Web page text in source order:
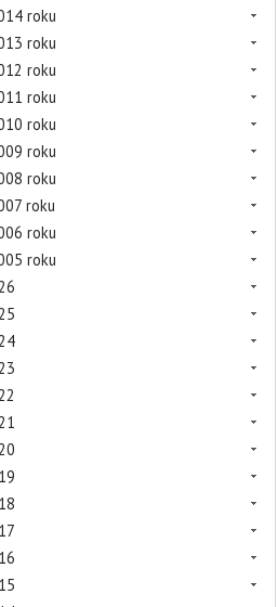
roku
roku
roku
roku
roku
roku
roku
roku
roku
roku